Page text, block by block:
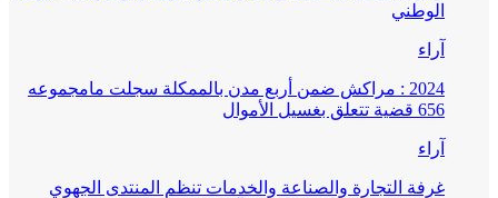
الوطني
2024 : مراكش ضمن أربع مدن بالممكلة سجلت مامجموعه
غرفة التجارة والصناعة والخدمات تنظم المنتدى الجهوي